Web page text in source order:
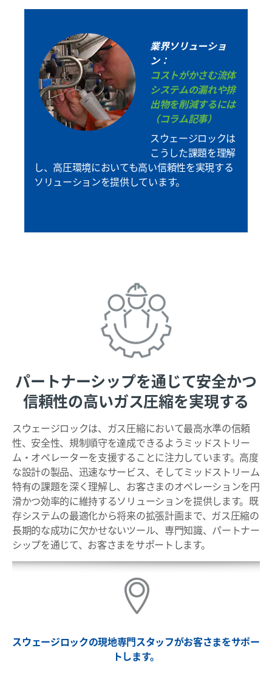
業界ソリューショ
ン：
コストがかさむ流体
システムの漏れや排
出物を削減するには
（コラム記事）
スウェージロックは
こうした課題を理解
し、高圧環境においても高い信頼性を実現する
ソリューションを提供しています。
パートナーシップを通じて安全かつ
信頼性の高いガス圧縮を実現する
スウェージロックは、ガス圧縮において最高水準の信頼
性、安全性、規制順守を達成できるようミッドストリー
ム・オペレーターを支援することに注力しています。高度
な設計の製品、迅速なサービス、そしてミッドストリーム
特有の課題を深く理解し、お客さまのオペレーションを円
滑かつ効率的に維持するソリューションを提供します。既
存システムの最適化から将来の拡張計画まで、ガス圧縮の
長期的な成功に欠かせないツール、専門知識、パートナー
シップを通じて、お客さまをサポートします。
スウェージロックの現地専門スタッフがお客さまをサポー
トします。